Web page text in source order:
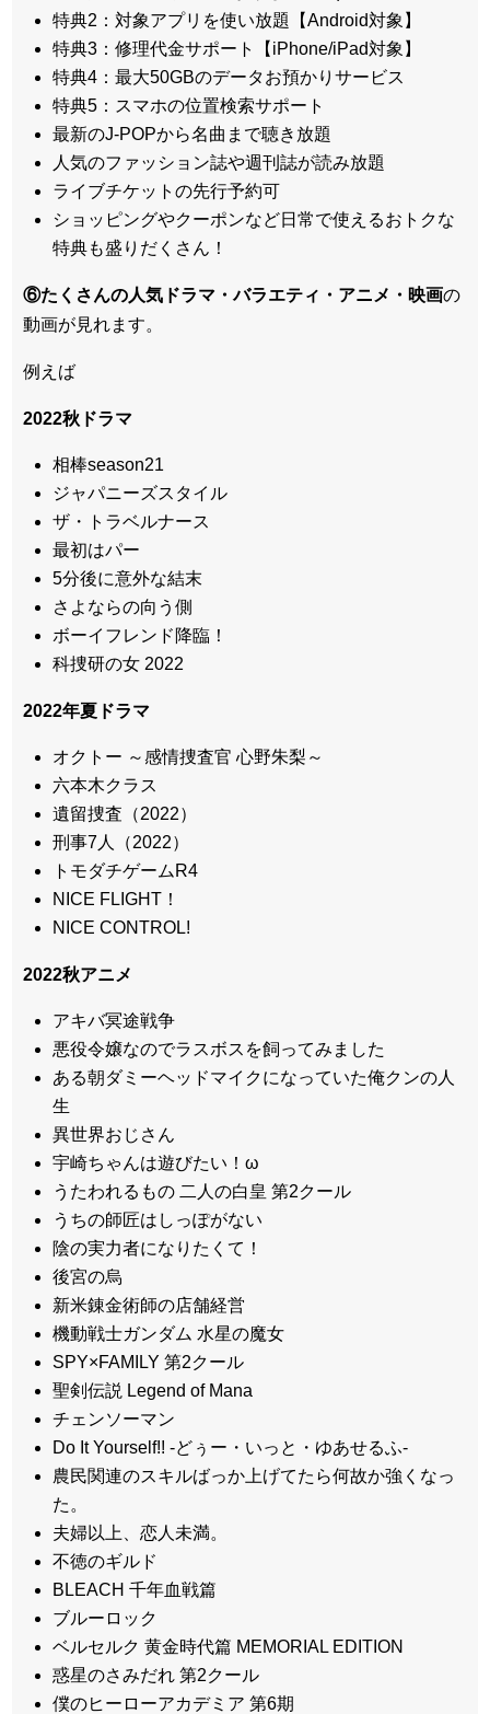
特典2：対象アプリを使い放題【Android対象】
特典3：修理代金サポート【iPhone/iPad対象】
特典4：最大50GBのデータお預かりサービス
特典5：スマホの位置検索サポート
最新のJ-POPから名曲まで聴き放題
人気のファッション誌や週刊誌が読み放題
ライブチケットの先行予約可
ショッピングやクーポンなど日常で使えるおトクな
特典も盛りだくさん！
⑥たくさんの人気ドラマ・バラエティ・アニメ・映画の
動画が見れます。
例えば
2022秋ドラマ
相棒season21
ジャパニーズスタイル
ザ・トラベルナース
最初はパー
5分後に意外な結末
さよならの向う側
ボーイフレンド降臨！
科捜研の女 2022
2022年夏ドラマ
オクトー ～感情捜査官 心野朱梨～
六本木クラス
遺留捜査（2022）
刑事7人（2022）
トモダチゲームR4
NICE FLIGHT！
NICE CONTROL!
2022秋アニメ
アキバ冥途戦争
悪役令嬢なのでラスボスを飼ってみました
ある朝ダミーヘッドマイクになっていた俺クンの人
生
異世界おじさん
宇崎ちゃんは遊びたい！ω
うたわれるもの 二人の白皇 第2クール
うちの師匠はしっぽがない
陰の実力者になりたくて！
後宮の烏
新米錬金術師の店舗経営
機動戦士ガンダム 水星の魔女
SPY×FAMILY 第2クール
聖剣伝説 Legend of Mana
チェンソーマン
Do It Yourself!! -どぅー・いっと・ゆあせるふ-
農民関連のスキルばっか上げてたら何故か強くなっ
た。
夫婦以上、恋人未満。
不徳のギルド
BLEACH 千年血戦篇
ブルーロック
ベルセルク 黄金時代篇 MEMORIAL EDITION
惑星のさみだれ 第2クール
僕のヒーローアカデミア 第6期